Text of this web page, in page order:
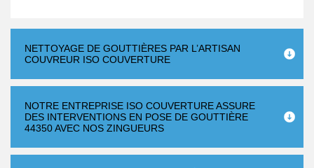
NETTOYAGE DE GOUTTIÈRES PAR L’ARTISAN
COUVREUR ISO COUVERTURE
NOTRE ENTREPRISE ISO COUVERTURE ASSURE
DES INTERVENTIONS EN POSE DE GOUTTIÈRE
44350 AVEC NOS ZINGUEURS